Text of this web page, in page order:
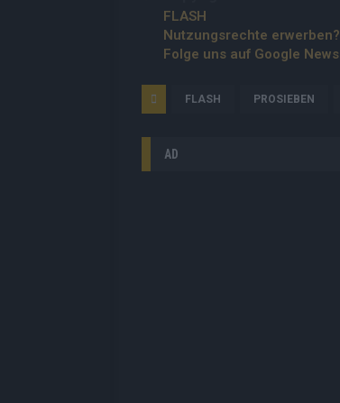
FLASH
Nutzungsrechte erwerben?
Folge uns auf Google News
FLASH PROSIEBEN
AD